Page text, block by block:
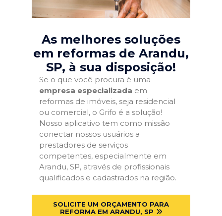
As melhores soluções
em reformas de Arandu,
SP, à sua disposição!
Se o que você procura é uma
empresa especializada em
reformas de imóveis, seja residencial
ou comercial, o Grifo é a solução!
Nosso aplicativo tem como missão
conectar nossos usuários a
prestadores de serviços
competentes, especialmente em
Arandu, SP, através de profissionais
qualificados e cadastrados na região.
SOLICITE UM ORÇAMENTO PARA
REFORMA EM ARANDU, SP